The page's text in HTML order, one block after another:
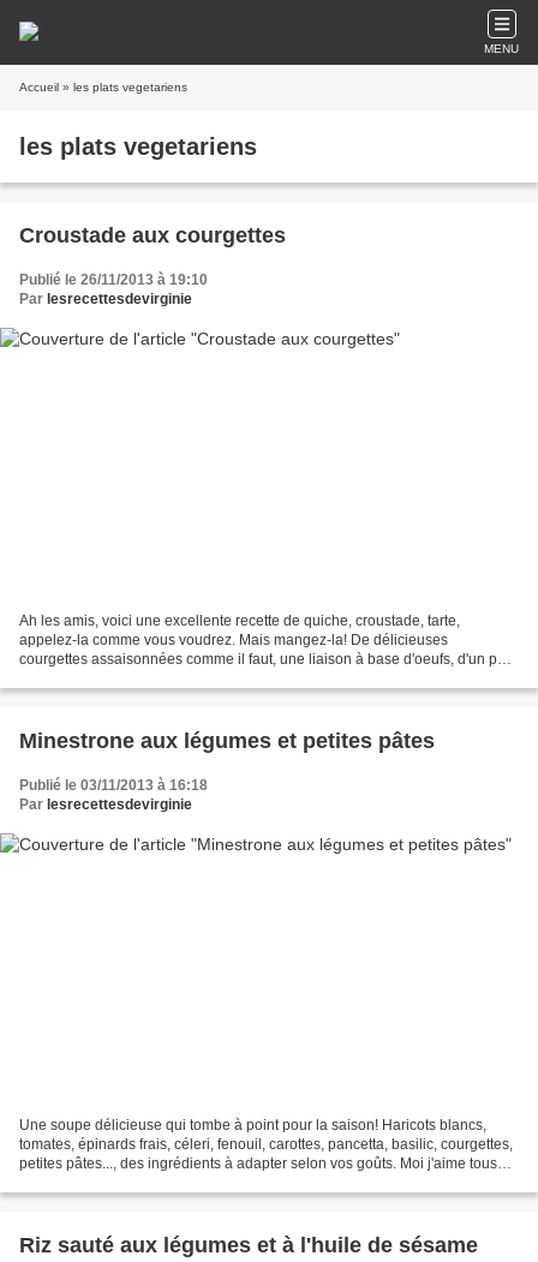
MENU
Accueil » les plats vegetariens
les plats vegetariens
Croustade aux courgettes
Publié le 26/11/2013 à 19:10
Par lesrecettesdevirginie
Ah les amis, voici une excellente recette de quiche, croustade, tarte,
appelez-la comme vous voudrez. Mais mangez-la! De délicieuses
courgettes assaisonnées comme il faut, une liaison à base d'oeufs, d'un peu
Minestrone aux légumes et petites pâtes
Publié le 03/11/2013 à 16:18
Par lesrecettesdevirginie
Une soupe délicieuse qui tombe à point pour la saison! Haricots blancs,
tomates, épinards frais, céleri, fenouil, carottes, pancetta, basilic, courgettes,
petites pâtes..., des ingrédients à adapter selon vos goûts. Moi j'aime tous
Riz sauté aux légumes et à l'huile de sésame